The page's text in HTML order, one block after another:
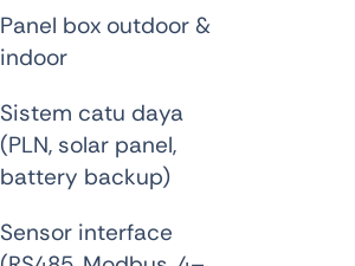
Panel box outdoor &
indoor
Sistem catu daya
(PLN, solar panel,
battery backup)
Sensor interface